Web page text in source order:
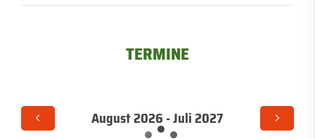
TERMINE
August 2026 - Juli 2027